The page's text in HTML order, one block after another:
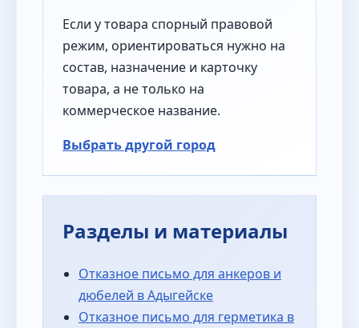
Если у товара спорный правовой
режим, ориентироваться нужно на
состав, назначение и карточку
товара, а не только на
коммерческое название.
Выбрать другой город
Разделы и материалы
Отказное письмо для анкеров и
дюбелей в Адыгейске
Отказное письмо для герметика в